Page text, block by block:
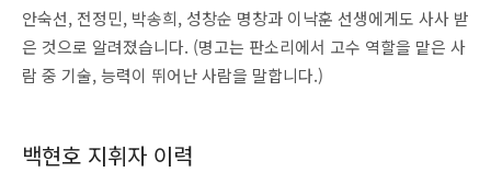
안숙선, 전정민, 박송희, 성창순 명창과 이낙훈 선생에게도 사사 받
은 것으로 알려졌습니다. (명고는 판소리에서 고수 역할을 맡은 사
람 중 기술, 능력이 뛰어난 사람을 말합니다.)
백현호 지휘자 이력